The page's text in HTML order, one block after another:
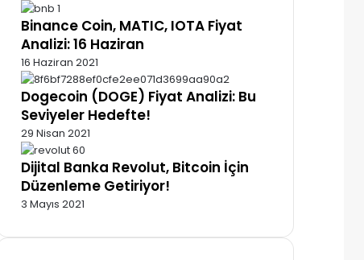
Binance Coin, MATIC, IOTA Fiyat
Analizi: 16 Haziran
16 Haziran 2021
Dogecoin (DOGE) Fiyat Analizi: Bu
Seviyeler Hedefte!
29 Nisan 2021
Dijital Banka Revolut, Bitcoin İçin
Düzenleme Getiriyor!
3 Mayıs 2021